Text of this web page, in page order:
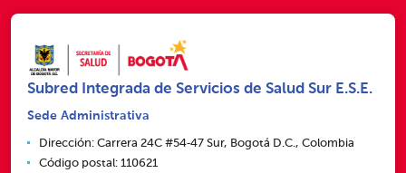
Subred Integrada de Servicios de Salud Sur E.S.E.
Sede Administrativa
Dirección: Carrera 24C #54‑47 Sur, Bogotá D.C., Colombia
Código postal: 110621